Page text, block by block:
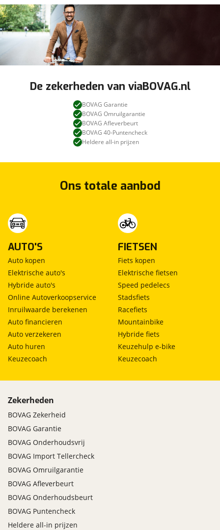
De zekerheden van viaBOVAG.nl
BOVAG Garantie
BOVAG Omruilgarantie
BOVAG Afleverbeurt
BOVAG 40-Puntencheck
Heldere all-in prijzen
Ons totale aanbod
AUTO'S
Auto kopen
Elektrische auto's
Hybride auto's
Online Autoverkoopservice
Inruilwaarde berekenen
Auto financieren
Auto verzekeren
Auto huren
Keuzecoach
FIETSEN
Fiets kopen
Elektrische fietsen
Speed pedelecs
Stadsfiets
Racefiets
Mountainbike
Hybride fiets
Keuzehulp e-bike
Keuzecoach
Zekerheden
BOVAG Zekerheid
BOVAG Garantie
BOVAG Onderhoudsvrij
BOVAG Import Tellercheck
BOVAG Omruilgarantie
BOVAG Afleverbeurt
BOVAG Onderhoudsbeurt
BOVAG Puntencheck
Heldere all-in prijzen